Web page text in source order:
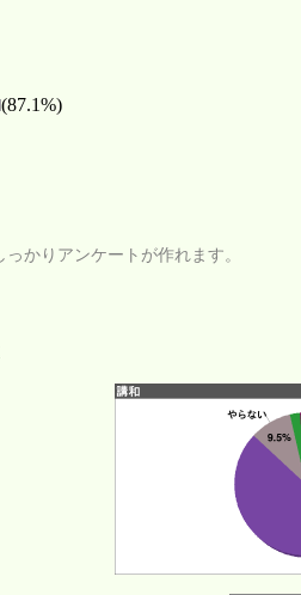
(87.1%)
かりアンケートが作れます。